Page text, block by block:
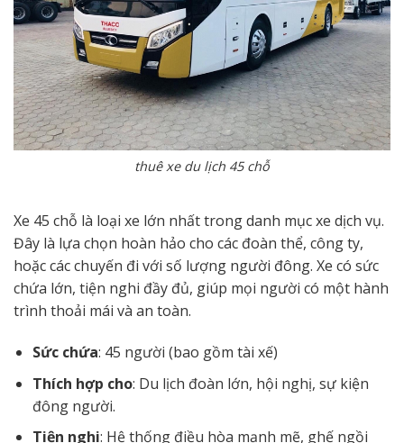
thuê xe du lịch 45 chỗ
Xe 45 chỗ là loại xe lớn nhất trong danh mục xe dịch vụ.
Đây là lựa chọn hoàn hảo cho các đoàn thể, công ty,
hoặc các chuyến đi với số lượng người đông. Xe có sức
chứa lớn, tiện nghi đầy đủ, giúp mọi người có một hành
trình thoải mái và an toàn.
Sức chứa: 45 người (bao gồm tài xế)
Thích hợp cho: Du lịch đoàn lớn, hội nghị, sự kiện
đông người.
Tiện nghi: Hệ thống điều hòa mạnh mẽ, ghế ngồi